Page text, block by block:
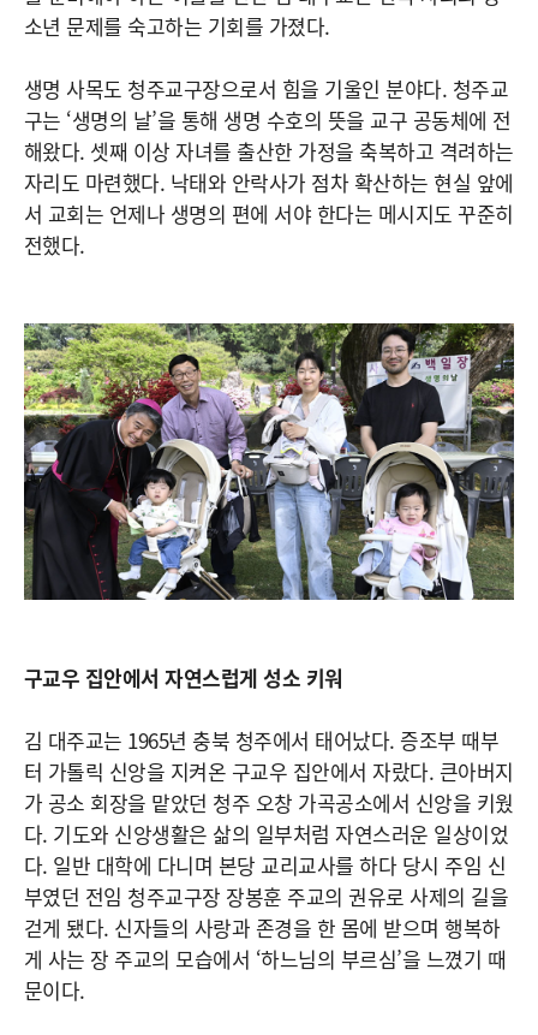
소년 문제를 숙고하는 기회를 가졌다.
생명 사목도 청주교구장으로서 힘을 기울인 분야다. 청주교
구는 ‘생명의 날’을 통해 생명 수호의 뜻을 교구 공동체에 전
해왔다. 셋째 이상 자녀를 출산한 가정을 축복하고 격려하는
자리도 마련했다. 낙태와 안락사가 점차 확산하는 현실 앞에
서 교회는 언제나 생명의 편에 서야 한다는 메시지도 꾸준히
전했다.
구교우 집안에서 자연스럽게 성소 키워
김 대주교는 1965년 충북 청주에서 태어났다. 증조부 때부
터 가톨릭 신앙을 지켜온 구교우 집안에서 자랐다. 큰아버지
가 공소 회장을 맡았던 청주 오창 가곡공소에서 신앙을 키웠
다. 기도와 신앙생활은 삶의 일부처럼 자연스러운 일상이었
다. 일반 대학에 다니며 본당 교리교사를 하다 당시 주임 신
부였던 전임 청주교구장 장봉훈 주교의 권유로 사제의 길을
걷게 됐다. 신자들의 사랑과 존경을 한 몸에 받으며 행복하
게 사는 장 주교의 모습에서 ‘하느님의 부르심’을 느꼈기 때
문이다.